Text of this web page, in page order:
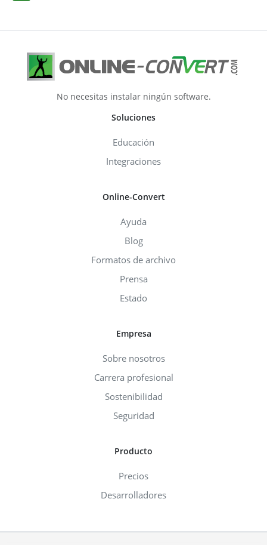
No necesitas instalar ningún software.
Soluciones
Educación
Integraciones
Online-Convert
Ayuda
Blog
Formatos de archivo
Prensa
Estado
Empresa
Sobre nosotros
Carrera profesional
Sostenibilidad
Seguridad
Producto
Precios
Desarrolladores